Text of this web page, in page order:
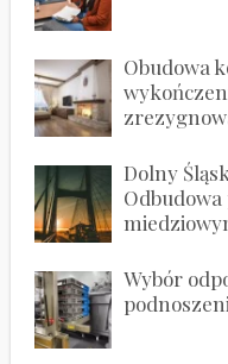
Obudowa
Dolny
Wybór